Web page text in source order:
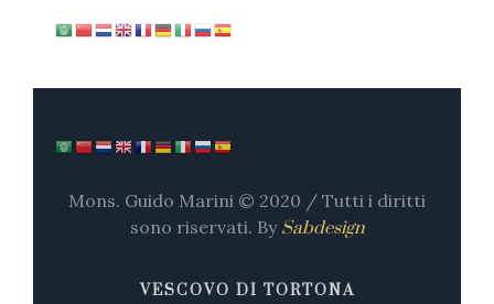
Mons. Guido Marini © 2020 / Tutti i diritti
sono riservati. By Sabdesign
VESCOVO DI TORTONA